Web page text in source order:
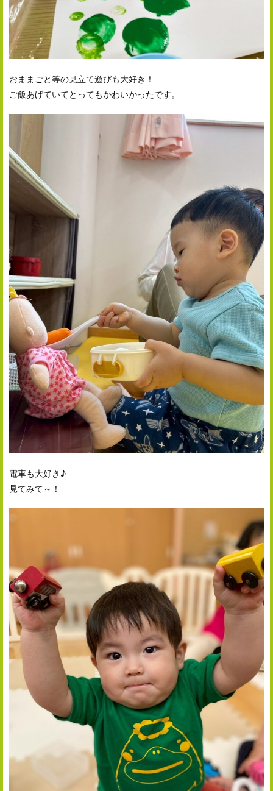
おままごと等の見立て遊びも大好き！
ご飯あげていてとってもかわいかったです。
電車も大好き♪
見てみて～！